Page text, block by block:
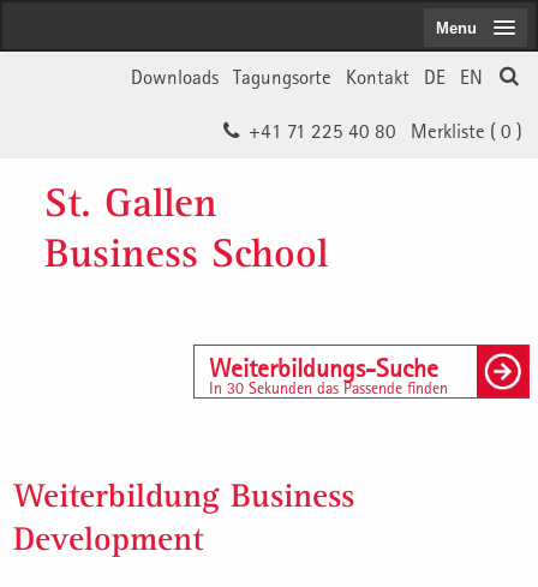
EN
DE
Kontakt
Tagungsorte
Downloads
Merkliste ( 0 )
+41 71 225 40 80
St. Gallen
Business School
Weiterbildungs-Suche
In 30 Sekunden das Passende finden
Menu
Weiterbildung Business
Development